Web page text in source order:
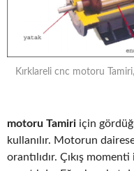
Kırklareli cnc motoru Tamiri,
motoru Tamiri için
kullanılır. Motorun
orantılıdır. Çıkış